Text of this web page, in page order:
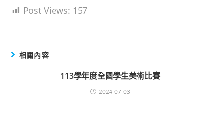
Post Views: 157
相關內容
113學年度全國學生美術比賽
2024-07-03